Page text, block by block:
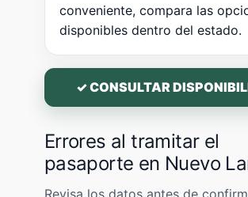
conveniente, compara las
disponibles dentro del estado.
✓ CONSULTAR
Errores al tramitar el
pasaporte en Nuevo